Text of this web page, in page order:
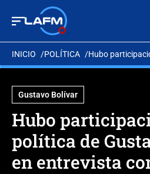
INICIO POLÍTICA Hubo
Gustavo Bolívar
Hubo
política de
en entrevista